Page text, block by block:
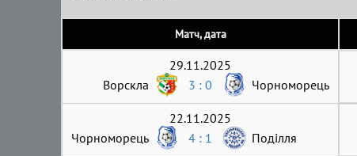
Матч, дата
29.11.2025
Ворскла
3 : 0 Чорноморець
22.11.2025
Чорноморець
4 : 1 Поділля